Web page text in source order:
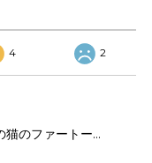
4 2
月を見上げるふたりの猫のファートートバッグE00623